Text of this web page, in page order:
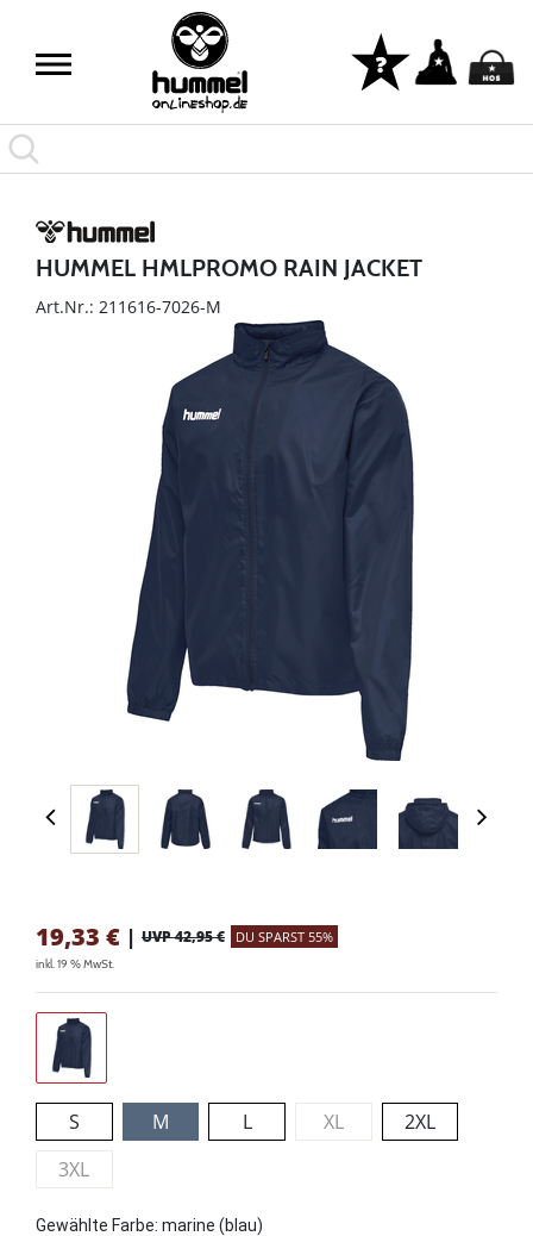
HUMMEL HMLPROMO RAIN JACKET
Art.Nr.: 211616-7026-M
19,33 € | UVP 42,95 € DU SPARST 55%
inkl. 19 % MwSt.
S M L XL
2XL
3XL
Gewählte Farbe: marine (blau)